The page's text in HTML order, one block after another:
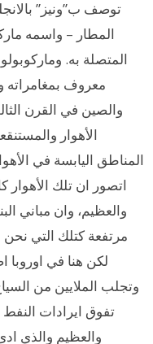
توصف ب”ونيز”
المطار – واسمه
معروف بمغامراته
والصين في القرن
الأهوار
المناطق اليابسة في
اتصور ان تلك الأهوار
والعظيم، وان مباني
مرتفعة كتلك التي
لكن هنا في اوروبا
وتجلب الملايين من
تفوق ايرادات
والعظيم والذي